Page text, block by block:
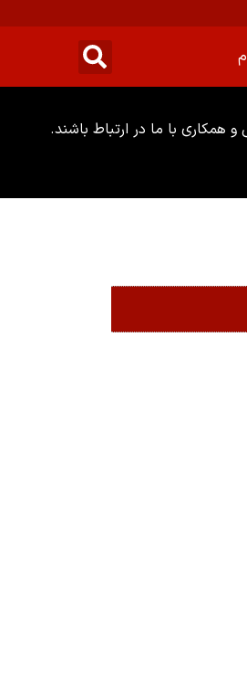
همکاری با ما در ارتباط باشند.